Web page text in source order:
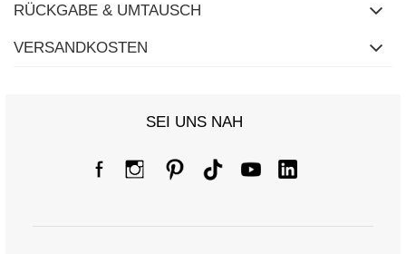
RÜCKGABE & UMTAUSCH
VERSANDKOSTEN
SEI UNS NAH